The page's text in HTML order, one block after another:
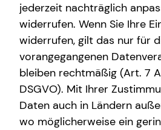
tecis has been successfully
Germany on financial planning for
with you, I develop a tailored
specifically for your unique
your arrival in Germany and
term life planning.
Reliable support in your language
jederzeit nachträglich
widerrufen. Wenn Sie Ihre
widerrufen, gilt das nur für
vorangegangenen
bleiben rechtmäßig (Art. 7
DSGVO). Mit Ihrer
Daten auch in Ländern
wo möglicherweise ein